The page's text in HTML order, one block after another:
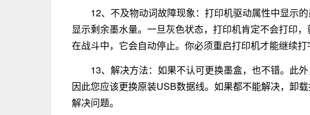
12、不及物动词故障现象：打印机驱动属性中显示
显示剩余墨水量。一旦灰色状态，打印机肯定不会打印
在战斗中，它会自动停止。你必须重启打印机才能继续打
13、解决方法：如果不认可更换墨盒，也不错。此
因此您应该更换原装USB数据线。如果都不能解决，卸
解决问题。